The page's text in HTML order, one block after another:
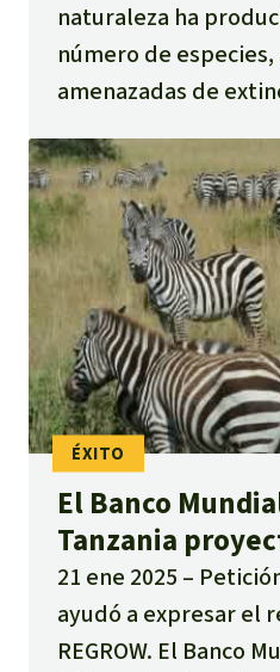
naturaleza ha
número de
amenazadas de
El Banco
Tanzania
21 ene 2025
ayudó a expresar el
REGROW. El Banco